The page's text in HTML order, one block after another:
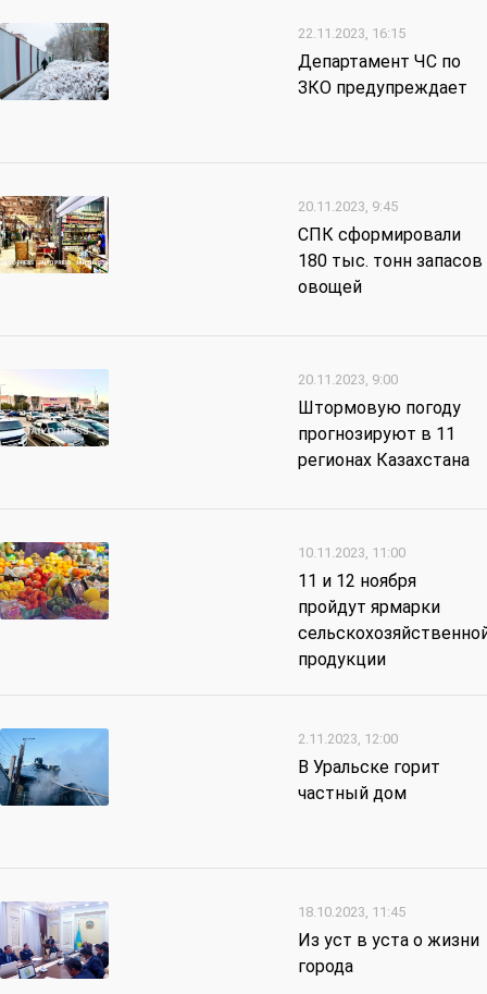
22.11.2023, 16:15
Департамент ЧС по
ЗКО предупреждает
20.11.2023, 9:45
СПК сформировали
180 тыс. тонн запасов
овощей
20.11.2023, 9:00
Штормовую погоду
прогнозируют в 11
регионах Казахстана
10.11.2023, 11:00
11 и 12 ноября
пройдут ярмарки
продукции
2.11.2023, 12:00
В Уральске горит
частный дом
18.10.2023, 11:45
Из уст в уста о жизни
города